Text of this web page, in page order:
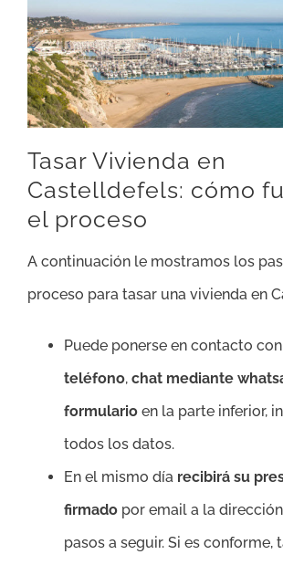
Tasar Vivienda en
Castelldefels: cómo
el proceso
A continuación le mostramos los
proceso para tasar una vivienda en
Puede ponerse en contacto
teléfono, chat mediante
formulario en la parte inferior,
todos los datos.
En el mismo día recibirá su
firmado por email a la
pasos a seguir. Si es conforme,